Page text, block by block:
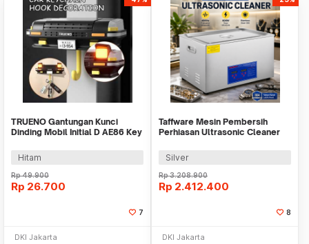
TRUENO Gantungan Kunci
Dinding Mobil Initial D AE86 Key
Hitam
Rp49.900
Rp 26.700
7
DKI Jakarta
Taffware Mesin Pembersih
Perhiasan Ultrasonic Cleaner
Silver
Rp3.208.900
Rp 2.412.400
8
DKI Jakarta